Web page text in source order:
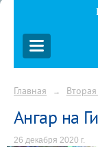
Главная →
Ангар на
26 декабря 2020 г.